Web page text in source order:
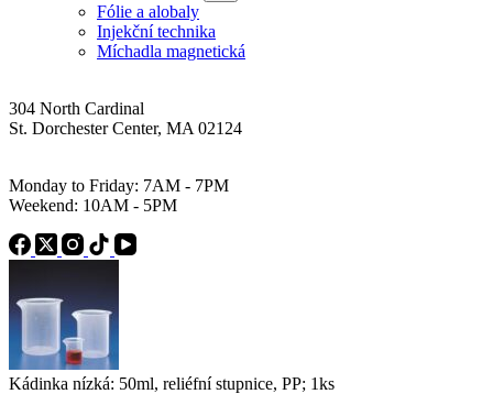
Fólie a alobaly
Injekční technika
Míchadla magnetická
304 North Cardinal
St. Dorchester Center, MA 02124
Monday to Friday: 7AM - 7PM
Weekend: 10AM - 5PM
Kádinka nízká: 50ml, reliéfní stupnice, PP; 1ks